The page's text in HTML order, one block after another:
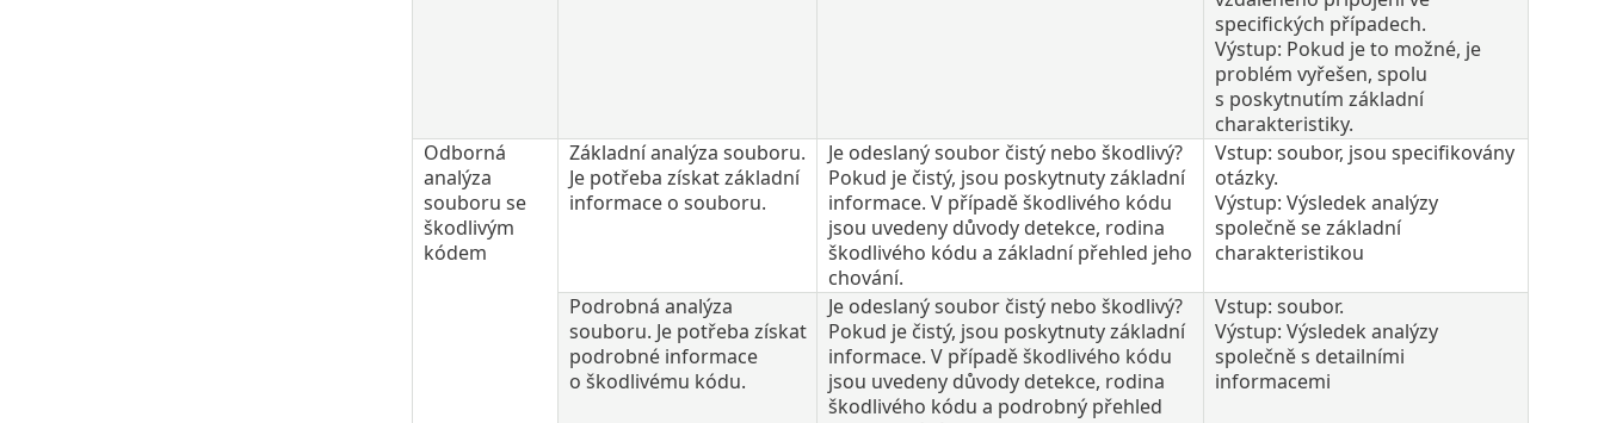
specifických případech.
Výstup: Pokud je to možné, je
problém vyřešen, spolu
s poskytnutím základní
charakteristiky.
Odborná
analýza
souboru se
škodlivým
kódem​
Základní analýza souboru.
Je potřeba získat základní
informace o souboru.
Je odeslaný soubor čistý nebo škodlivý?
Pokud je čistý, jsou poskytnuty základní
informace. V případě škodlivého kódu
jsou uvedeny důvody detekce, rodina
škodlivého kódu a základní přehled jeho
chování.
Vstup: soubor, jsou specifikovány
otázky.
Výstup: Výsledek analýzy
společně se základní
charakteristikou
Podrobná analýza
souboru. Je potřeba získat
podrobné informace
o škodlivému kódu.
Je odeslaný soubor čistý nebo škodlivý?
Pokud je čistý, jsou poskytnuty základní
informace. V případě škodlivého kódu
jsou uvedeny důvody detekce, rodina
škodlivého kódu a podrobný přehled
Vstup: soubor.
Výstup: Výsledek analýzy
společně s detailními
informacemi